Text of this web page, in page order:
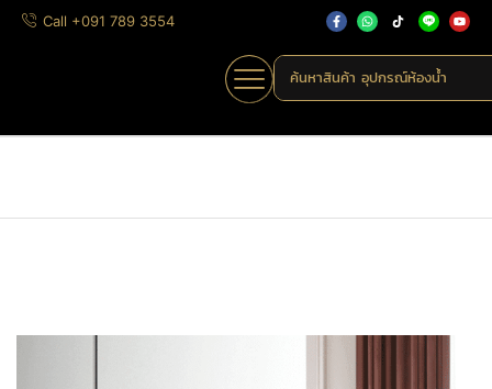
Call +091 789 3554
ค้นหาสินค้า อุปกรณ์ห้องน้ำ